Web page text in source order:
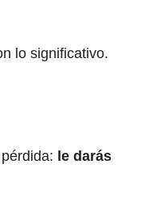
lo significativo.
le darás